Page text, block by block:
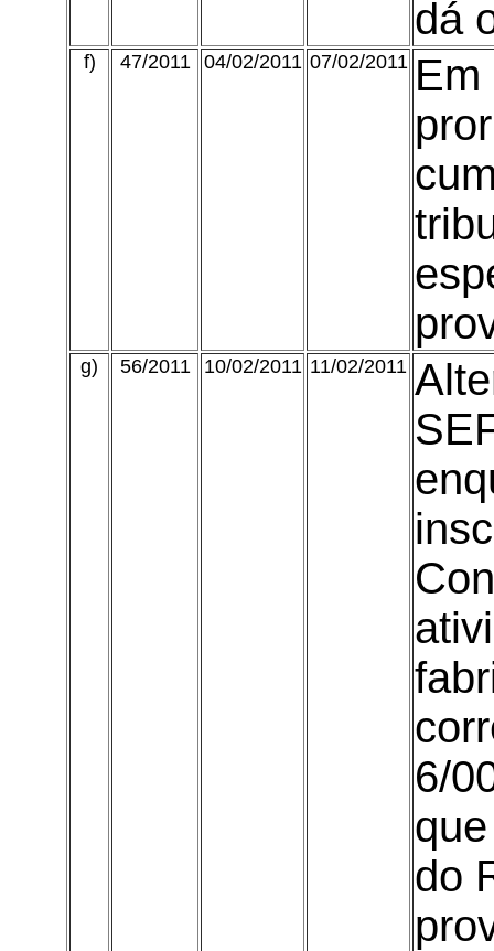
dá
f) 47/2011 04/02/2011 07/02/2011 Em
g) 56/2011 10/02/2011 11/02/2011
6/
do